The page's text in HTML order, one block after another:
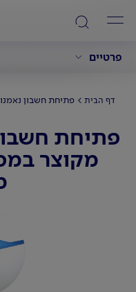
פרטיים
דף הבית פתיחת חשבון
פתיחת
מקוצר